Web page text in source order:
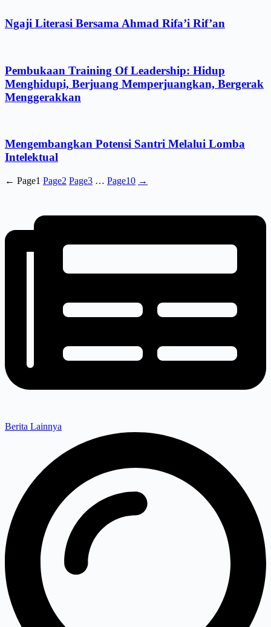
Ngaji Literasi Bersama Ahmad Rifa’i Rif’an
Pembukaan Training Of Leadership: Hidup
Menghidupi, Berjuang Memperjuangkan, Bergerak
Menggerakkan
Mengembangkan Potensi Santri Melalui Lomba
Intelektual
← Page1 Page2 Page3 … Page10 →
Berita Lainnya